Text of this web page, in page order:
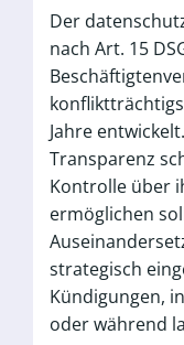
Der
nach Art. 15
Jahre
Transparenz
Kontrolle über
ermöglichen
strategisch
Kündigungen,
oder während